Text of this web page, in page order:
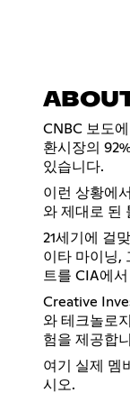
CNBC 보도
환시장의
있습니다.
이런 상황에
와 제대로 된
21세기에 걸
이타 마이닝,
트를 CIA에
Creative
와 테크놀로
험을 제공합
여기 실제 멤
시오.